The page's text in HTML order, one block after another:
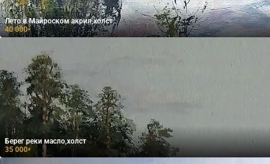
Лето в Майроском акрил,холст
40 000₽
Берег реки масло,холст
35 000₽